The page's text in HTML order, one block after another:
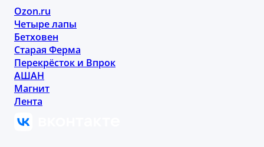
Ozon.ru
Четыре лапы
Бетховен
Старая Ферма
Перекрёсток и Впрок
АШАН
Магнит
Лента